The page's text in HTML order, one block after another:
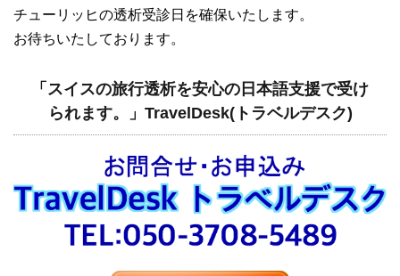
チューリッヒの透析受診日を確保いたします。
お待ちいたしております。
「スイスの旅行透析を安心の日本語支援で受け
られます。」TravelDesk(トラベルデスク)